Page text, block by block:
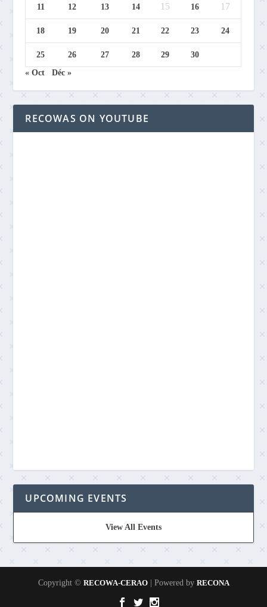
11 12 13 14 15 16 17
18 19 20 21 22 23 24
25 26 27 28 29
30
« Oct
Déc »
RECOWAS ON YOUTUBE
UPCOMING EVENTS
View All Events
Copyright © RECOWA-CERAO| Powered by RECONA